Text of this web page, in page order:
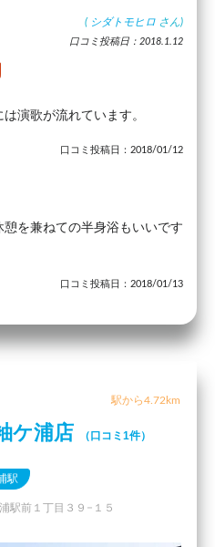
( シダトモヒロ さん)
口コミ投稿日：2018.1.12
演歌が流れています。
口コミ投稿日：2018/01/12
を兼ねての半身浴もいいです
口コミ投稿日：2018/01/13
駅から4.72km
ケ浦店 （口コミ1件）
駅
駅前１丁目３９−１５